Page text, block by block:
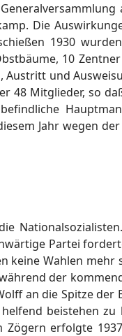
Die
1930
10
und
48 Mitglieder, so
Jahr wegen
Partei
keine Wahlen
der
an die Spitze
beistehen
erfolgte